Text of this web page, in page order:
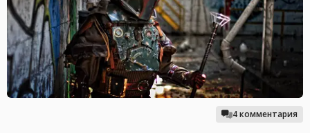
4 комментария